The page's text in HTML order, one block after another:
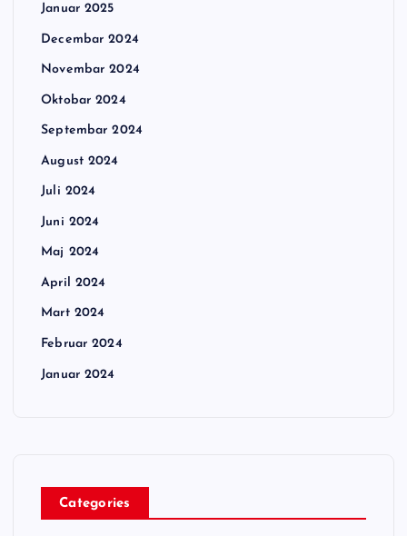
Januar 2025
Decembar 2024
Novembar 2024
Oktobar 2024
Septembar 2024
August 2024
Juli 2024
Juni 2024
Maj 2024
April 2024
Mart 2024
Februar 2024
Januar 2024
Categories